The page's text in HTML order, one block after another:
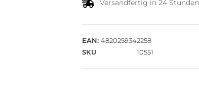
Versandfertig in 24 Stunden
EAN: 4820259342258
SKU
10551